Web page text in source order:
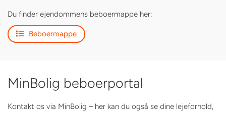
Du finder ejendommens beboermappe her:
Beboermappe
MinBolig beboerportal
Kontakt os via MinBolig – her kan du også se dine lejeforhold,